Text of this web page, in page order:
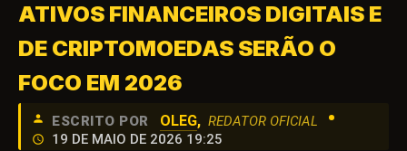
ATIVOS FINANCEIROS DIGITAIS E
DE CRIPTOMOEDAS SERÃO O
FOCO EM 2026
ESCRITO POR OLEG, REDATOR OFICIAL •
19 DE MAIO DE 2026 19:25